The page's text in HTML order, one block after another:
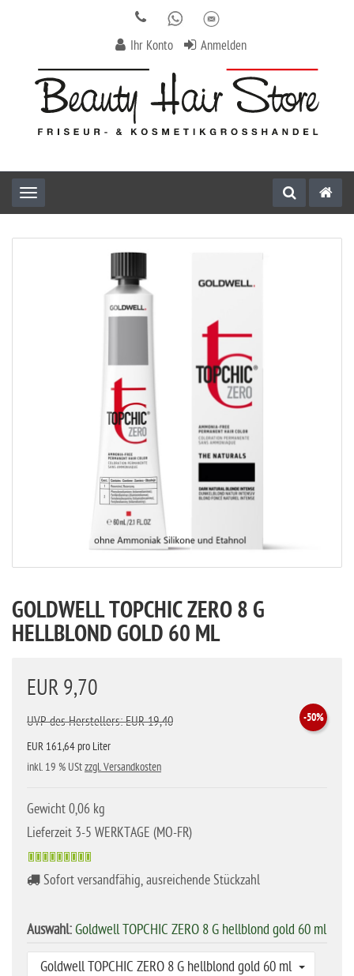
Ihr Konto Anmelden
Toggle navigation
GOLDWELL TOPCHIC ZERO 8 G
HELLBLOND GOLD 60 ML
EUR 9,70
-50%
UVP des Herstellers: EUR 19,40
EUR 161,64 pro Liter
inkl. 19 % UStzzgl. Versandkosten
Gewicht 0,06 kg
Lieferzeit 3-5 WERKTAGE (MO-FR)
Sofort versandfähig, ausreichende Stückzahl
Auswahl:Goldwell TOPCHIC ZERO 8 G hellblond gold 60 ml
Goldwell TOPCHIC ZERO 8 G hellblond gold 60 ml